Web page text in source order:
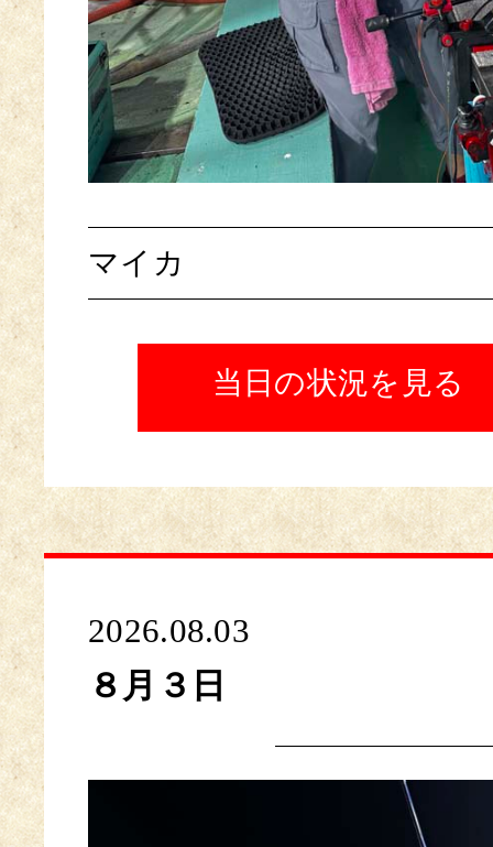
マイカ
当日の状況を見る
2026.08.03
８月３日